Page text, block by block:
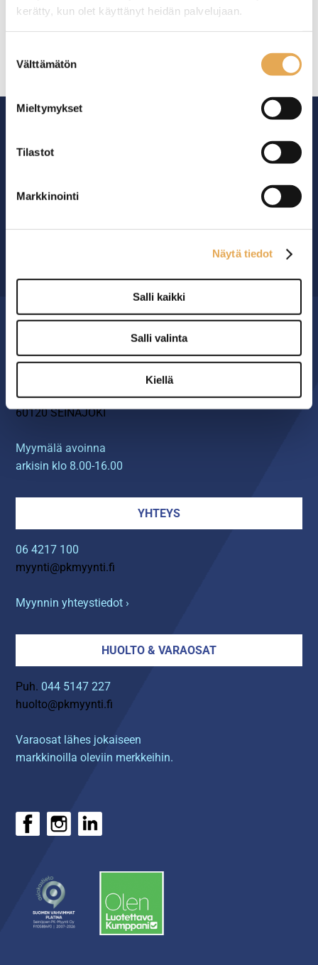
kerätty, kun olet käyttänyt heidän palvelujaan.
valinta
Välttämätön
Mieltymykset
Tilastot
Markkinointi
Näytä tiedot
Salli kaikki
Salli valinta
Kiellä
TUTUSTU ›
Ammattikeittiöiden asialla.
MYYMÄLÄ
Rengastie 32
60120 SEINÄJOKI
Myymälä avoinna
arkisin klo 8.00-16.00
YHTEYS
06 4217 100
myynti@pkmyynti.fi
Myynnin yhteystiedot ›
HUOLTO & VARAOSAT
Puh. 044 5147 227
huolto@pkmyynti.fi
Varaosat lähes jokaiseen
markkinoilla oleviin merkkeihin.